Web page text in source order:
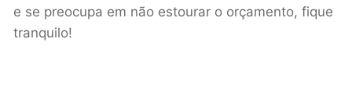
e se preocupa em não estourar o orçamento, fique
tranquilo!